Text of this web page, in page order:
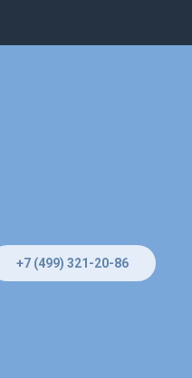
+7 (499) 321-20-86